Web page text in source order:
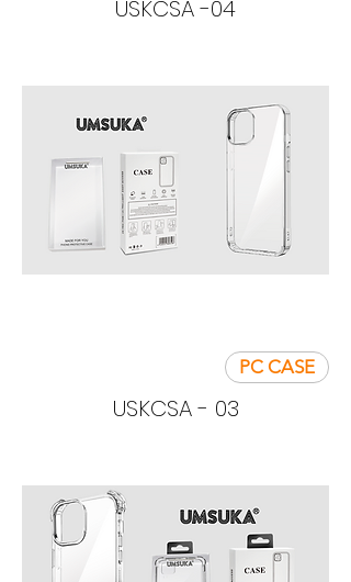
USKCSA -04
PC CASE
USKCSA - 03